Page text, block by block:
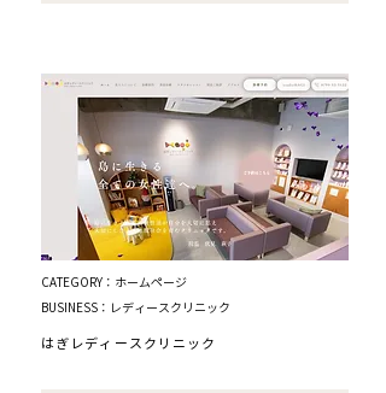
CATEGORY：ホームページ
BUSINESS：レディースクリニック
はぎレディースクリニック